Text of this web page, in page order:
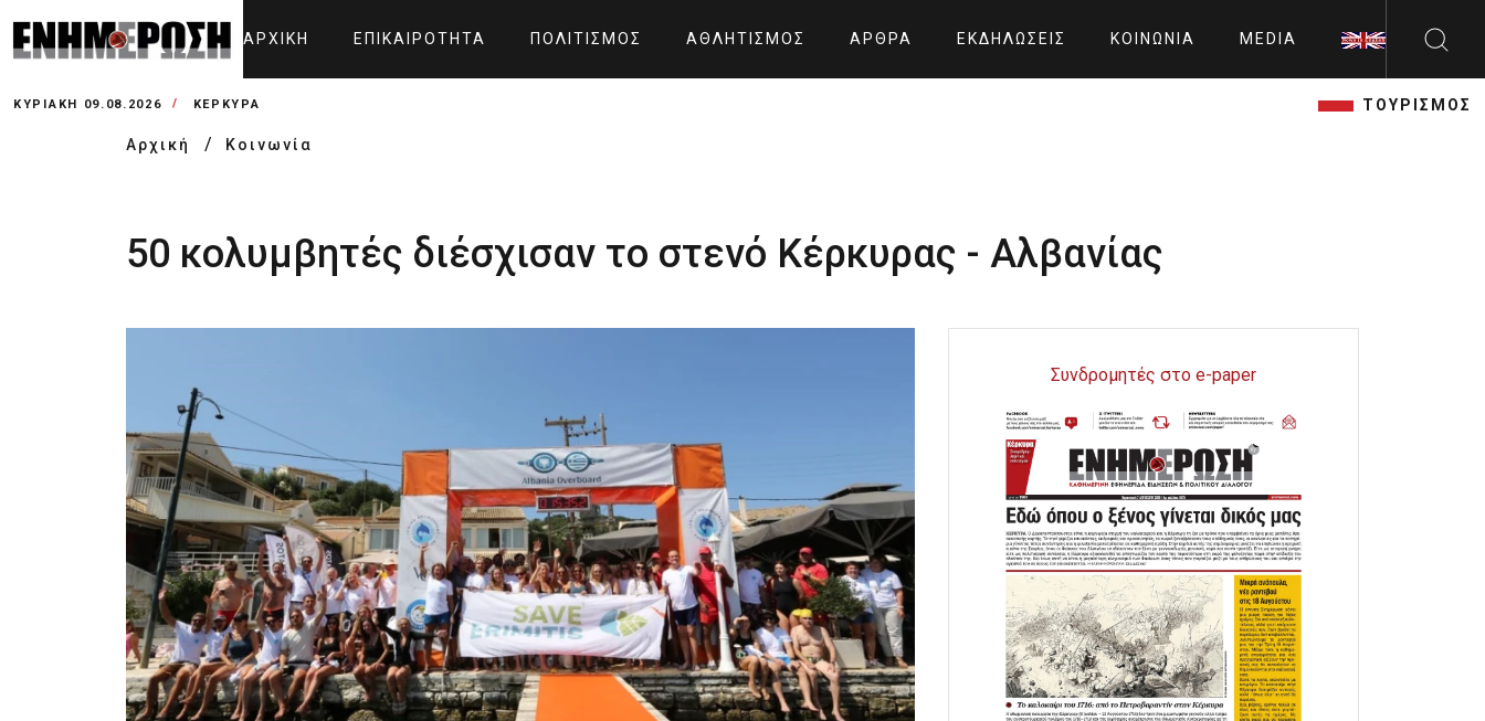
ΑΡΧΙΚΉ ΕΠΙΚΑΙΡΌΤΗΤΑ ΠΟΛΙΤΙΣΜΌΣ ΑΘΛΗΤΙΣΜΌΣ ΆΡΘΡΑ ΕΚΔΗΛΏΣΕΙΣ ΚΟΙΝΩΝΊΑ MEDIA
ΚΥΡΙΑΚΉ 09.08.2026 ΚΕΡΚΥΡΑ ΤΟΥΡΙΣΜΟΣ
Αρχική Κοινωνία
50 κολυμβητές διέσχισαν το στενό Κέρκυρας - Αλβανίας
Συνδρομητές στο e-paper